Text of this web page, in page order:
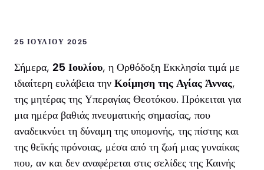
25 ΙΟΥΛΊΟΥ 2025
Σήμερα, 25 Ιουλίου, η Ορθόδοξη Εκκλησία τιμά με
ιδιαίτερη ευλάβεια την Κοίμηση της Αγίας Άννας,
της μητέρας της Υπεραγίας Θεοτόκου. Πρόκειται για
μια ημέρα βαθιάς πνευματικής σημασίας, που
αναδεικνύει τη δύναμη της υπομονής, της πίστης και
της θεϊκής πρόνοιας, μέσα από τη ζωή μιας γυναίκας
που, αν και δεν αναφέρεται στις σελίδες της Καινής